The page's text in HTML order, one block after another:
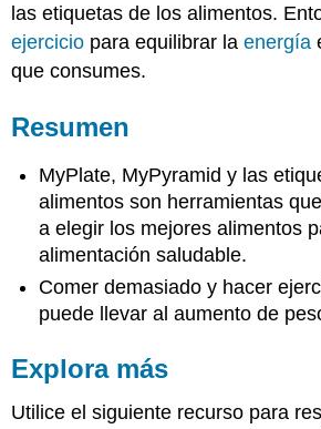
las etiquetas de los alimentos.
ejercicio para equilibrar laenergía
que consumes.
Resumen
MyPlate, MyPyramid y las
alimentos son herramientas
a elegir los mejores alimentos
alimentación saludable.
Comer demasiado y hacer
puede llevar al aumento de
Explora más
Utilice el siguiente recurso para